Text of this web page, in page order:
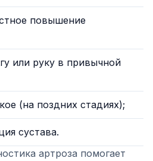
повышение
или руку в привычной
(на поздних стадиях);
сустава.
артроза помогает